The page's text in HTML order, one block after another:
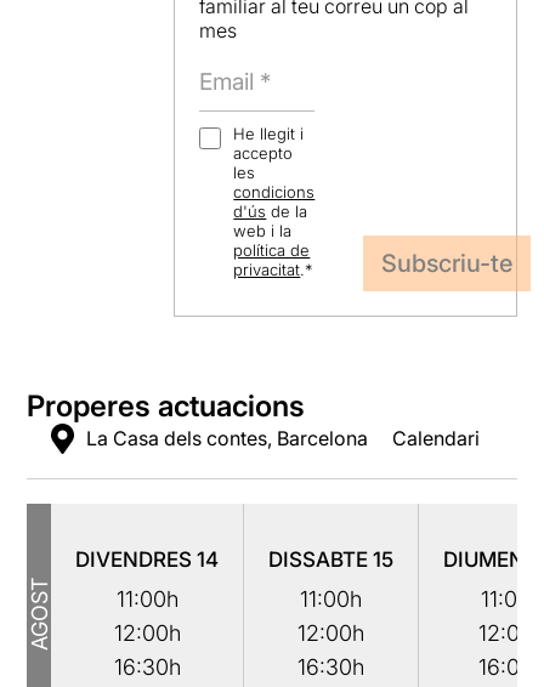
familiar al teu correu un cop al
mes
He llegit i
accepto
les
condicions
d'ús de la
web i la
política de
privacitat.*
Properes actuacions
La Casa dels contes, Barcelona Calendari
AGOST
DIVENDRES14
11:00h
12:00h
16:30h
DISSABTE15
11:00h
12:00h
16:30h
11:00h
12:00h
16:00h